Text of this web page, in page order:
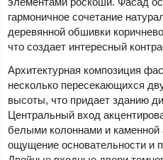
гармоничное сочетание
деревянной обшивки
что создает интересный
Архитектурная композиция
несколько пересекающихся
высоты, что придает зданию
Центральный вход
белыми колоннами и
ощущение основательности и